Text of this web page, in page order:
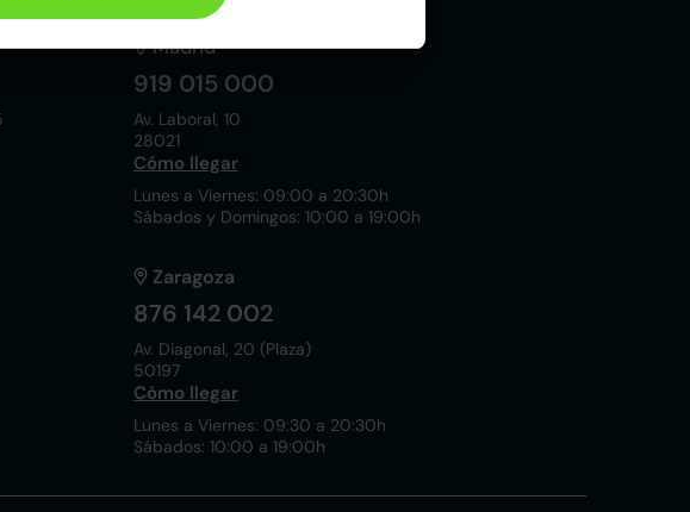
Madrid
919 015 000
Av. Laboral, 10
28021
Cómo llegar
Lunes a Viernes: 09:00 a 20:30h
Sábados y Domingos: 10:00 a 19:00h
Zaragoza
876 142 002
Av. Diagonal, 20 (Plaza)
50197
Cómo llegar
Lunes a Viernes: 09:30 a 20:30h
Sábados: 10:00 a 19:00h